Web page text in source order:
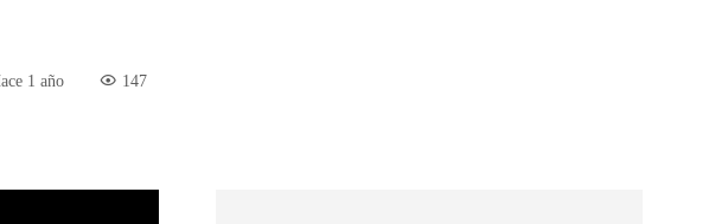
1 año 147